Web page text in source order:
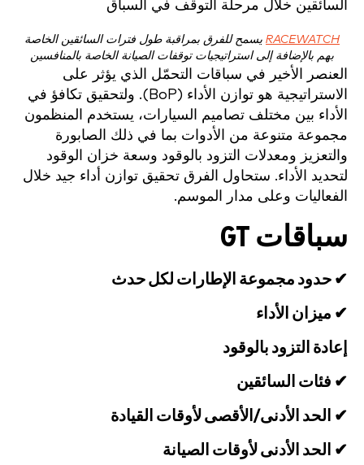
RACEWATCH يسمح للفرق بمراقبة طول فترات السائقين الخاصة
بهم بالإضافة إلى استراتيجيات توقفات الصيانة الخاصة بالمنافسين
العنصر الأخير في سباقات التحمّل الذي يؤثر على
الاستراتيجية هو توازن الأداء (BoP). ولتحقيق تكافؤ في
الأداء بين مختلف تصاميم السيارات، يستخدم المنظمون
مجموعة متنوعة من الأدوات بما في ذلك الصابورة
والتعزيز ومعدلات التزود بالوقود وسعة خزان الوقود
لتحديد الأداء. ستحاول الفرق تحقيق توازن أداء جيد خلال
الفعاليات وعلى مدار الموسم.
سباقات GT
✔ حدود مجموعة الإطارات لكل حدث
✔ ميزان الأداء
إعادة التزود بالوقود
✔ فئات السائقين
✔ الحد الأدنى/الأقصى لأوقات القيادة
✔ الحد الأدنى لأوقات الصيانة